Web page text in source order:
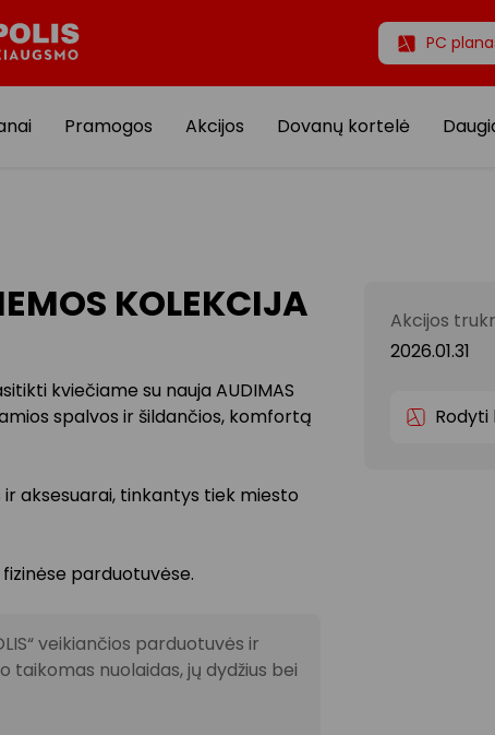
PC
Pramogos Akcijos Dovanų kortelė
KOLEKCIJA
kviečiame su nauja AUDIMAS
spalvos ir šildančios, komfortą
aksesuarai, tinkantys tiek miesto
parduotuvėse.
veikiančios parduotuvės ir
nuolaidas, jų dydžius bei
Akcijos
2026.01.31